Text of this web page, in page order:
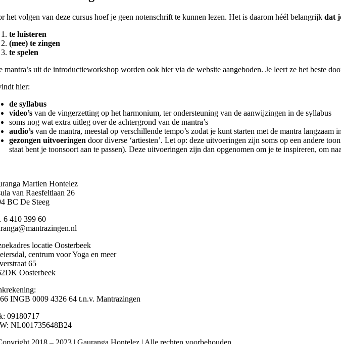
het volgen van deze cursus hoef je geen notenschrift te kunnen lezen. Het is daarom héél belangrijk dat
te luisteren
(mee) te zingen
te spelen
mantra’s uit de introductieworkshop worden ook hier via de website aangeboden. Je leert ze het beste
hier:
de syllabus
video’s van de vingerzetting op het harmonium, ter ondersteuning van de aanwijzingen in de syllabus
soms nog wat extra uitleg over de achtergrond van de mantra’s
audio’s van de mantra, meestal op verschillende tempo’s zodat je kunt starten met de mantra
gezongen uitvoeringen door diverse ‘artiesten’. Let op: deze uitvoeringen zijn soms op een andere
staat bent je toonsoort aan te passen). Deze uitvoeringen zijn dan opgenomen om je te inspireren, om
Martien Hontelez
van Raesfeltlaan 26
BC De Steeg
6 410 399 60
locatie Oosterbeek
centrum voor Yoga en meer
65
Oosterbeek
INGB 0009 4326 64 t.n.v. Mantrazingen
09180717
NL001735648B24
2018 – 2023 | Gauranga Hontelez | Alle rechten voorbehouden